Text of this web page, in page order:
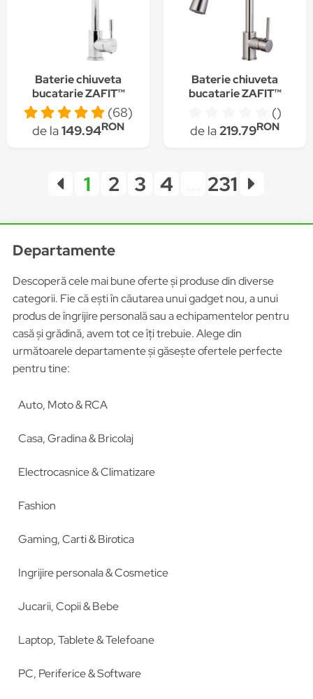
Baterie chiuveta
bucatarie ZAFIT™
LUX-19 otel inoxidabil,
cartus ceramic, tip U,
pipa inalta, 360 grade,
Crom
(68)
de la149.94RON
Baterie chiuveta
bucatarie ZAFIT™
extractabil, pipa
inalta, otel inoxidabil,
monocomanda,
racorduri incluse,
()
de la219.79RON
1 2 3 4 231
Departamente
Descoperă cele mai bune oferte și produse din diverse
categorii. Fie că ești în căutarea unui gadget nou, a unui
produs de îngrijire personală sau a echipamentelor pentru
casă și grădină, avem tot ce îți trebuie. Alege din
următoarele departamente și găsește ofertele perfecte
pentru tine:
Auto, Moto & RCA
Casa, Gradina & Bricolaj
Electrocasnice & Climatizare
Fashion
Gaming, Carti & Birotica
Ingrijire personala & Cosmetice
Jucarii, Copii & Bebe
Laptop, Tablete & Telefoane
PC, Periferice & Software